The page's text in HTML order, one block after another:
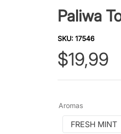
Paliwa
SKU: 17546
$19,99
Aromas
FRESH MINT